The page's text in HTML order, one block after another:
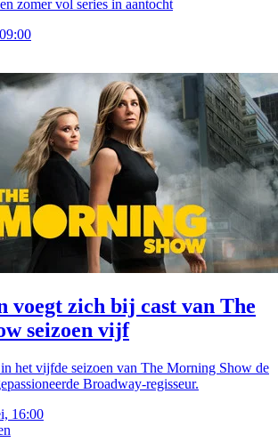
zomer vol series in aantocht
voegt zich bij cast van The
seizoen vijf
het vijfde seizoen van The Morning Show de
Broadway-regisseur.
16:00